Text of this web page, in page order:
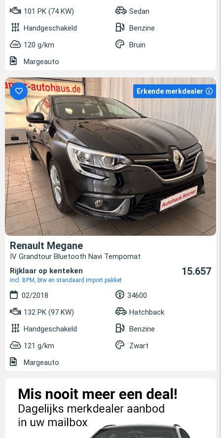
101 PK (74 KW)
Sedan
Handgeschakeld
Benzine
120 g/km
Bruin
Margeauto
Erkende merkdealer
Renault Megane
IV Grandtour Bluetooth Navi Tempomat
Rijklaar op kenteken
incl. BPM, btw en standaard import pakket
15.657
02/2018
34600
132 PK (97 KW)
Hatchback
Handgeschakeld
Benzine
121 g/km
Zwart
Margeauto